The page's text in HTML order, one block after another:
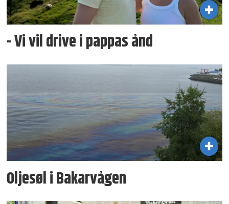
- Vi vil drive i pappas ånd
Oljesøl i Bakarvågen